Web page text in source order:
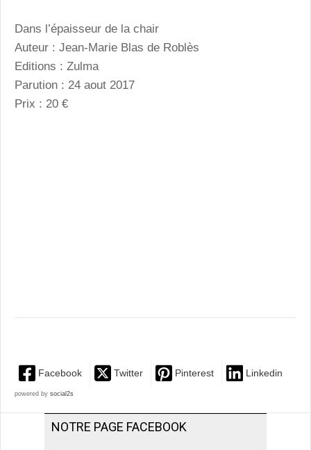
Dans l’épaisseur de la chair
Auteur : Jean-Marie Blas de Roblès
Editions : Zulma
Parution : 24 aout 2017
Prix : 20 €
Facebook Twitter Pinterest Linkedin
powered by social2s
NOTRE PAGE FACEBOOK